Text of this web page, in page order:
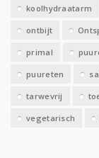
koolhydraatarm
ontbijt
primal
puureten
tarwevrij
vegetarisch